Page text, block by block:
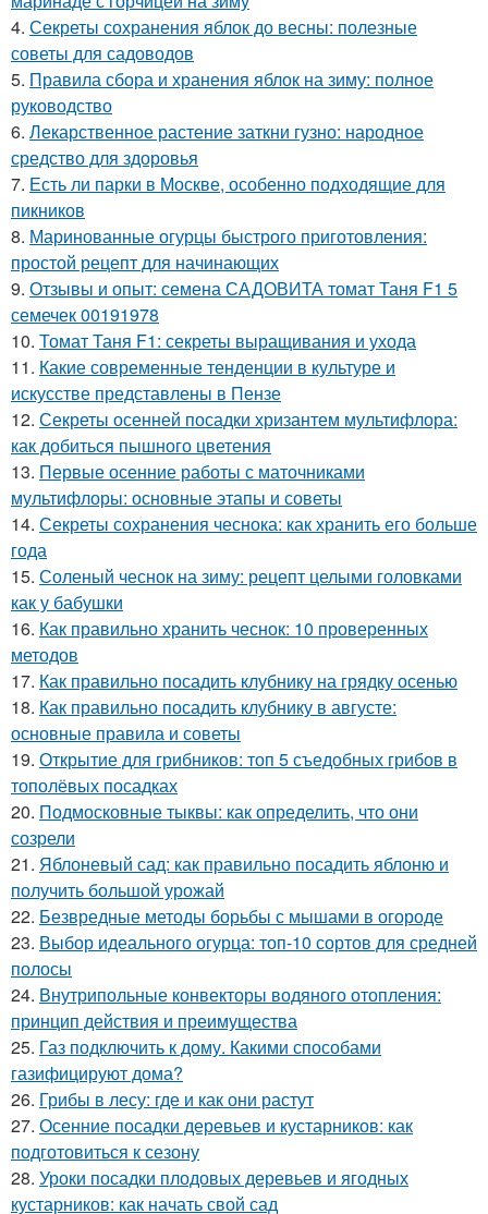
4. Секреты сохранения яблок до весны: полезные
советы для садоводов
5. Правила сбора и хранения яблок на зиму: полное
руководство
6. Лекарственное растение заткни гузно: народное
средство для здоровья
7. Есть ли парки в Москве, особенно подходящие для
пикников
8. Маринованные огурцы быстрого приготовления:
простой рецепт для начинающих
9. Отзывы и опыт: семена САДОВИТА томат Таня F1 5
семечек 00191978
10. Томат Таня F1: секреты выращивания и ухода
11. Какие современные тенденции в культуре и
искусстве представлены в Пензе
12. Секреты осенней посадки хризантем мультифлора:
как добиться пышного цветения
13. Первые осенние работы с маточниками
мультифлоры: основные этапы и советы
14. Секреты сохранения чеснока: как хранить его больше
года
15. Соленый чеснок на зиму: рецепт целыми головками
как у бабушки
16. Как правильно хранить чеснок: 10 проверенных
методов
17. Как правильно посадить клубнику на грядку осенью
18. Как правильно посадить клубнику в августе:
основные правила и советы
19. Открытие для грибников: топ 5 съедобных грибов в
тополёвых посадках
20. Подмосковные тыквы: как определить, что они
созрели
21. Яблоневый сад: как правильно посадить яблоню и
получить большой урожай
22. Безвредные методы борьбы с мышами в огороде
23. Выбор идеального огурца: топ-10 сортов для средней
полосы
24. Внутрипольные конвекторы водяного отопления:
принцип действия и преимущества
25. Газ подключить к дому. Какими способами
газифицируют дома?
26. Грибы в лесу: где и как они растут
27. Осенние посадки деревьев и кустарников: как
подготовиться к сезону
28. Уроки посадки плодовых деревьев и ягодных
кустарников: как начать свой сад